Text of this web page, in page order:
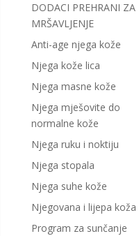
DODACI PREHRANI ZA
MRŠAVLJENJE
Anti-age njega kože
Njega kože lica
Njega masne kože
Njega mješovite do
normalne kože
Njega ruku i noktiju
Njega stopala
Njega suhe kože
Njegovana i lijepa koža
Program za sunčanje